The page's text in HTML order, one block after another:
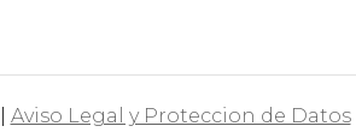
Aviso Legal y Proteccion de Datos|